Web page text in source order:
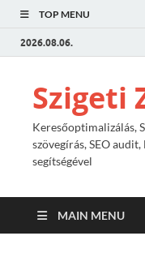
TOP MENU
2026.08.06.
Szigeti
Keresőoptimalizálás,
szövegírás, SEO
segítségével
MAIN MENU